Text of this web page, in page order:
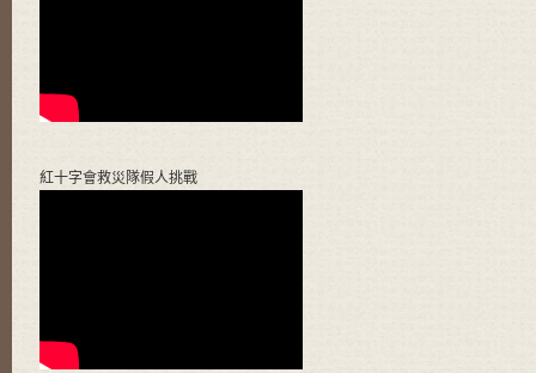
紅十字會救災隊假人挑戰